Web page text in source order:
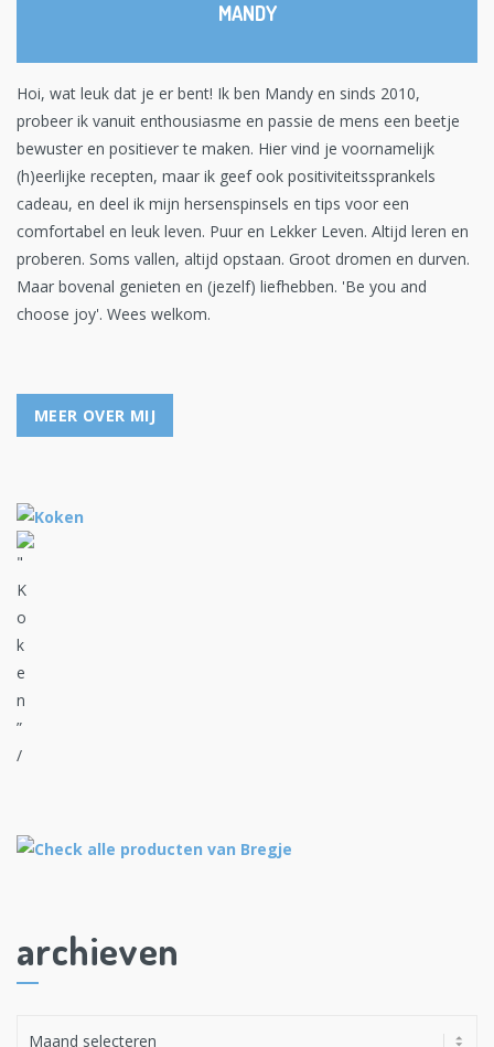
MANDY
Hoi, wat leuk dat je er bent! Ik ben Mandy en sinds 2010,
probeer ik vanuit enthousiasme en passie de mens een beetje
bewuster en positiever te maken. Hier vind je voornamelijk
(h)eerlijke recepten, maar ik geef ook positiviteitssprankels
cadeau, en deel ik mijn hersenspinsels en tips voor een
comfortabel en leuk leven. Puur en Lekker Leven. Altijd leren en
proberen. Soms vallen, altijd opstaan. Groot dromen en durven.
Maar bovenal genieten en (jezelf) liefhebben. 'Be you and
choose joy'. Wees welkom.
MEER OVER MIJ
archieven